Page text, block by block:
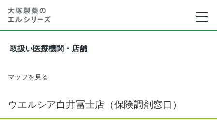
取扱い医療機関・店舗
マップを見る
ウエルシア白井冨士店（保険調剤窓口）